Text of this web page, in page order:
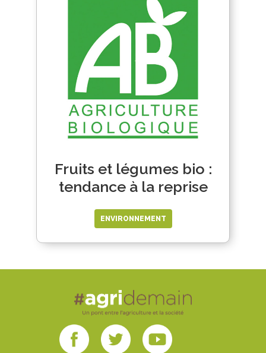
Fruits et légumes bio :
tendance à la reprise
ENVIRONNEMENT